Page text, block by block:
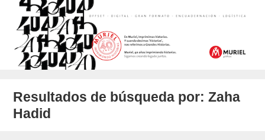
Resultados de búsqueda por:Zaha
Hadid